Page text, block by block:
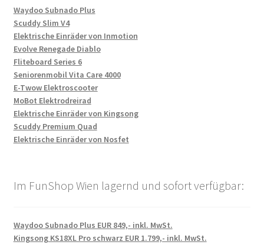
Waydoo Subnado Plus
Scuddy Slim V4
Elektrische Einräder von Inmotion
Evolve Renegade Diablo
Fliteboard Series 6
Seniorenmobil Vita Care 4000
E-Twow Elektroscooter
MoBot Elektrodreirad
Elektrische Einräder von Kingsong
Scuddy Premium Quad
Elektrische Einräder von Nosfet
Im FunShop Wien lagernd und sofort verfügbar:
Waydoo Subnado Plus EUR 849,- inkl. MwSt.
Kingsong KS18XL Pro schwarz EUR 1.799,- inkl. MwSt.